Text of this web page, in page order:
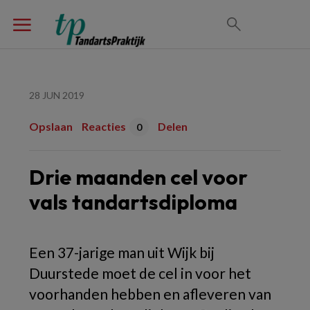
28 JUN 2019
Opslaan Reacties 0 Delen
Drie maanden cel voor
vals tandartsdiploma
Een 37-jarige man uit Wijk bij
Duurstede moet de cel in voor het
voorhanden hebben en afleveren van